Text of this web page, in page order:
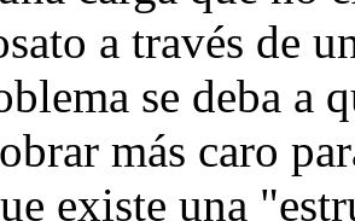
a través de
se deba a
más caro
existe una